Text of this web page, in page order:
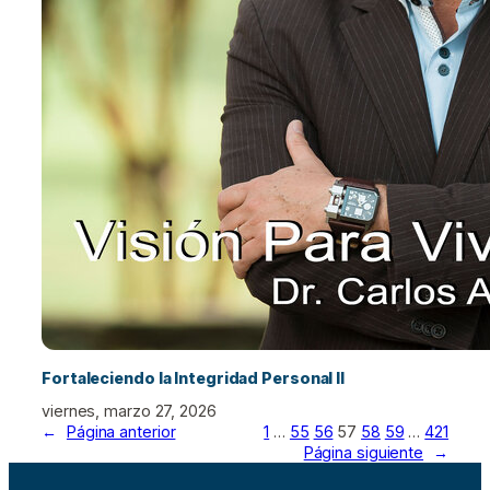
Fortaleciendo la Integridad Personal II
viernes, marzo 27, 2026
←
Página anterior 1 … 55 56 57 58 59 … 421
Página siguiente
→